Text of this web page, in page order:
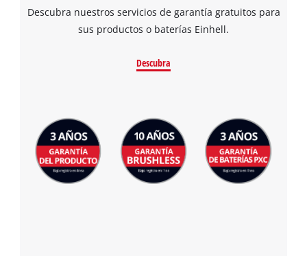
Descubra nuestros servicios de garantía gratuitos para
sus productos o baterías Einhell.
Descubra